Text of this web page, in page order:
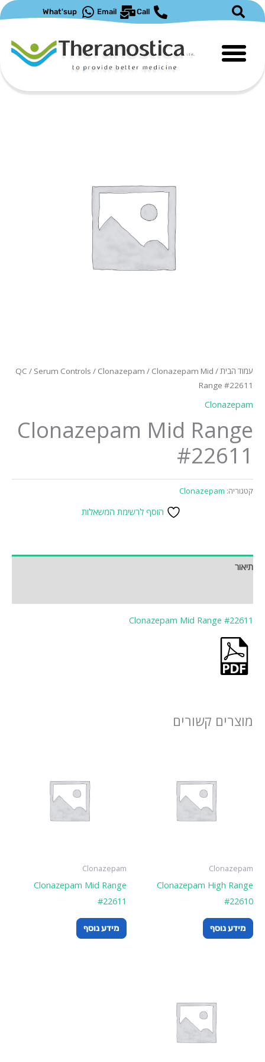
Call
Email
What'sup
עמוד הבית/
QC / Serum Controls / Clonazepam / Clonazepam Mid
Range #22611
Clonazepam
Clonazepam Mid Range
#22611
קטגוריה: Clonazepam
הוסף לרשימת המשאלות
תיאור
Clonazepam Mid Range #22611
מוצרים קשורים
Clonazepam
Clonazepam High Range
#22610
מידע נוסף
Clonazepam
Clonazepam Mid Range
#22611
מידע נוסף